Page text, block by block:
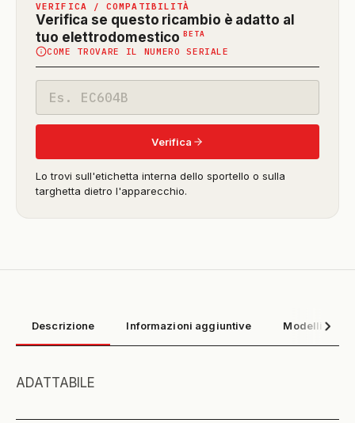
VERIFICA / COMPATIBILITÀ
Verifica se questo ricambio è adatto al
tuo elettrodomestico BETA
in
beta)
COME TROVARE IL NUMERO SERIALE
modello
Verifica
Lo trovi sull'etichetta interna dello sportello o sulla
targhetta dietro l'apparecchio.
Descrizione Informazioni aggiuntive Modelli
ADATTABILE